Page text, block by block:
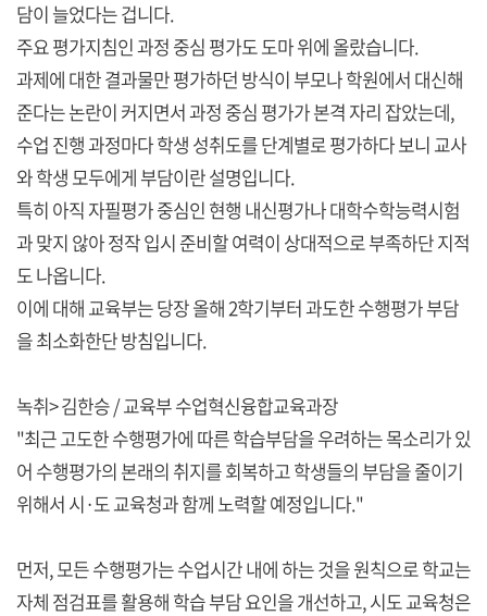
담이 늘었다는 겁니다.
주요 평가지침인 과정 중심 평가도 도마 위에 올랐습니다.
과제에 대한 결과물만 평가하던 방식이 부모나 학원에서 대신해
준다는 논란이 커지면서 과정 중심 평가가 본격 자리 잡았는데,
수업 진행 과정마다 학생 성취도를 단계별로 평가하다 보니 교사
와 학생 모두에게 부담이란 설명입니다.
특히 아직 자필평가 중심인 현행 내신평가나 대학수학능력시험
과 맞지 않아 정작 입시 준비할 여력이 상대적으로 부족하단 지적
도 나옵니다.
이에 대해 교육부는 당장 올해 2학기부터 과도한 수행평가 부담
을 최소화한단 방침입니다.
녹취> 김한승 / 교육부 수업혁신융합교육과장
"최근 고도한 수행평가에 따른 학습부담을 우려하는 목소리가 있
어 수행평가의 본래의 취지를 회복하고 학생들의 부담을 줄이기
위해서 시·도 교육청과 함께 노력할 예정입니다."
먼저, 모든 수행평가는 수업시간 내에 하는 것을 원칙으로 학교는
자체 점검표를 활용해 학습 부담 요인을 개선하고, 시도 교육청은